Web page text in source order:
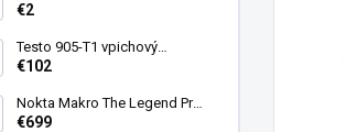
€2
Testo 905-T1 vpichový
teplomer
€102
Nokta Makro The Legend Pro
Pack - model 2024
€699